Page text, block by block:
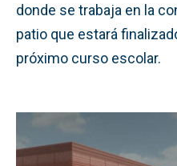
donde se trabaja en la
patio que estará
próximo curso escolar.